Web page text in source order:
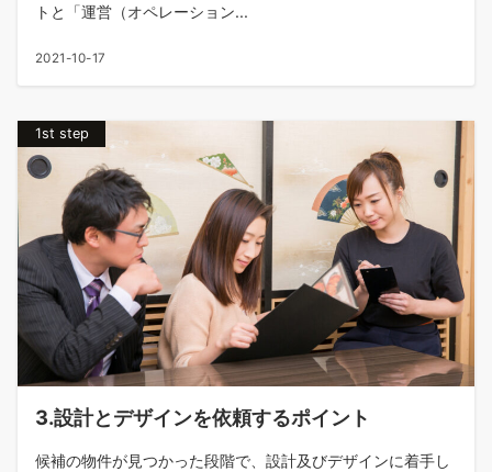
トと「運営（オペレーション...
2021-10-17
1st step
3.設計とデザインを依頼するポイント
候補の物件が見つかった段階で、設計及びデザインに着手し